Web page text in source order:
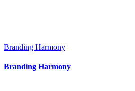
Branding Harmony
Branding Harmony